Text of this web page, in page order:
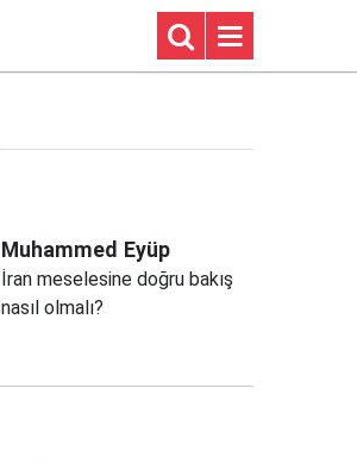
Muhammed Eyüp
İran meselesine doğru bakış
nasıl olmalı?